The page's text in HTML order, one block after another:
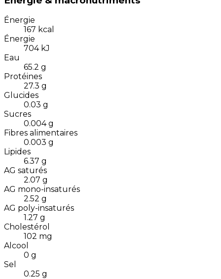
Énergie
167 kcal
Énergie
704 kJ
Eau
65.2 g
Protéines
27.3 g
Glucides
0.03 g
Sucres
0.004 g
Fibres alimentaires
0.003 g
Lipides
6.37 g
AG saturés
2.07 g
AG mono-insaturés
2.52 g
AG poly-insaturés
1.27 g
Cholestérol
102 mg
Alcool
0 g
Sel
0.25 g